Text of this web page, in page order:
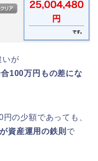
いが
100万円もの差にな
の少額であっても、
資産運用の鉄則 で